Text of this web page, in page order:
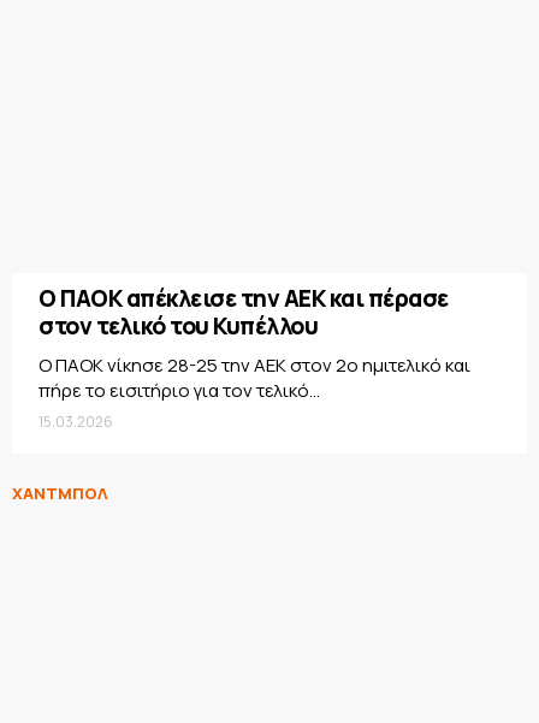
Ο ΠΑΟΚ απέκλεισε την ΑΕΚ και πέρασε
στον τελικό του Κυπέλλου
Ο ΠΑΟΚ νίκησε 28-25 την ΑΕΚ στον 2ο ημιτελικό και
πήρε το εισιτήριο για τον τελικό...
15.03.2026
ΧΑΝΤΜΠΟΛ